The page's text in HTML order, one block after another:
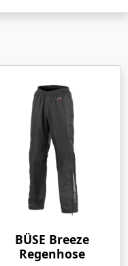
BÜSE Breeze
Regenhose